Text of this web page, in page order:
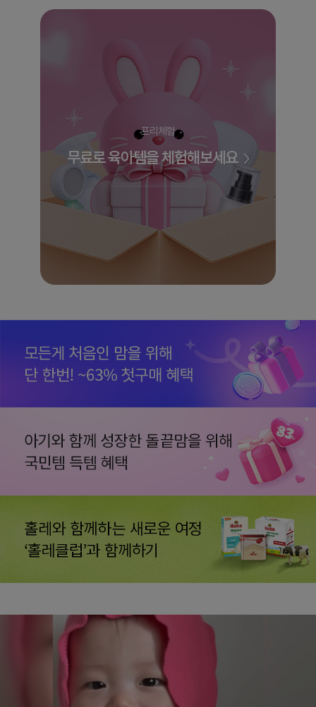
프리체험
무료로 육아템을 체험해보세요